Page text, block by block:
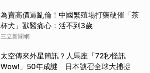
為賣高價逼亂倫！中國繁殖場打藥硬催「茶
杯犬」獸醫痛心：活不到3歲
三立新聞網
太空傳來外星簡訊？人馬座「72秒怪訊
Wow!」50年成謎 日本號召全球大捕捉